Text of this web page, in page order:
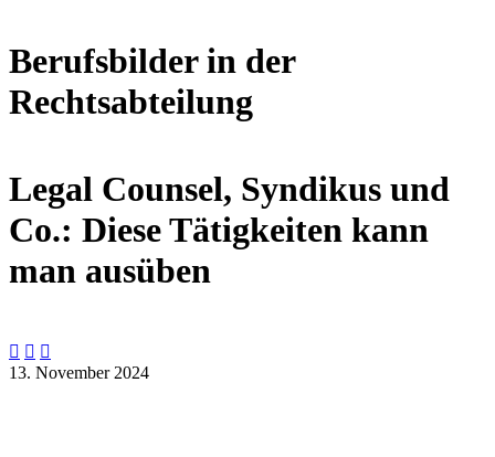
Berufsbilder in der
Rechtsabteilung
Legal Counsel, Syndikus und
Co.: Diese Tätigkeiten kann
man ausüben
  
13. November 2024